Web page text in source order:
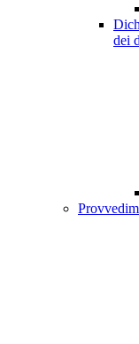
dei